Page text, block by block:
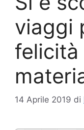
viaggi
felicità
14 Aprile 2019 di